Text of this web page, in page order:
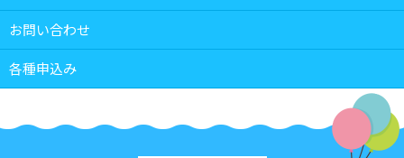
お問い合わせ
各種申込み